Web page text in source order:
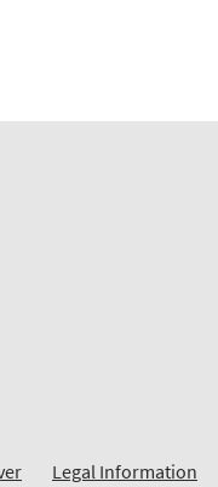
Legal Information